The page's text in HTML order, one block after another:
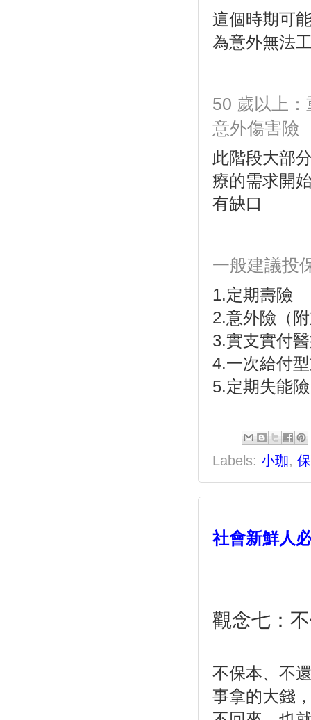
這個時期可
為意外無法
50 歲以上
意外傷害險
此階段大部
療的需求開
有缺口
一般建議投
1.定期壽險
2.意外險（
3.實支實付
4.一次給付
5.定期失能險
Labels: 小珈,
社會新鮮人
觀念七：
不保本、不
事拿的大錢